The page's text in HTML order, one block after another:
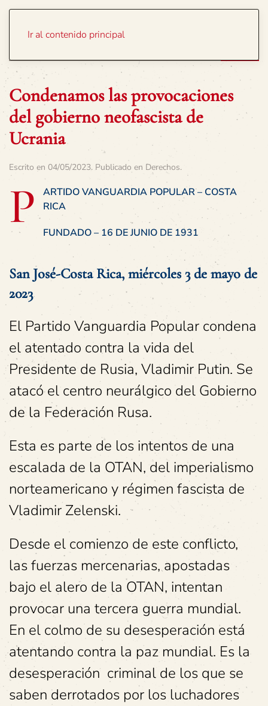
Ir al contenido principal
Condenamos las provocaciones
del gobierno neofascista de
Ucrania
Escrito en 04/05/2023. Publicado en Derechos.
P
ARTIDO VANGUARDIA POPULAR – COSTA
RICA
FUNDADO – 16 DE JUNIO DE 1931
San José-Costa Rica, miércoles 3 de mayo de
2023
El Partido Vanguardia Popular condena
el atentado contra la vida del
Presidente de Rusia, Vladimir Putin. Se
atacó el centro neurálgico del Gobierno
de la Federación Rusa.
Esta es parte de los intentos de una
escalada de la OTAN, del imperialismo
norteamericano y régimen fascista de
Vladimir Zelenski.
Desde el comienzo de este conflicto,
las fuerzas mercenarias, apostadas
bajo el alero de la OTAN, intentan
provocar una tercera guerra mundial.
En el colmo de su desesperación está
atentando contra la paz mundial. Es la
desesperación criminal de los que se
saben derrotados por los luchadores